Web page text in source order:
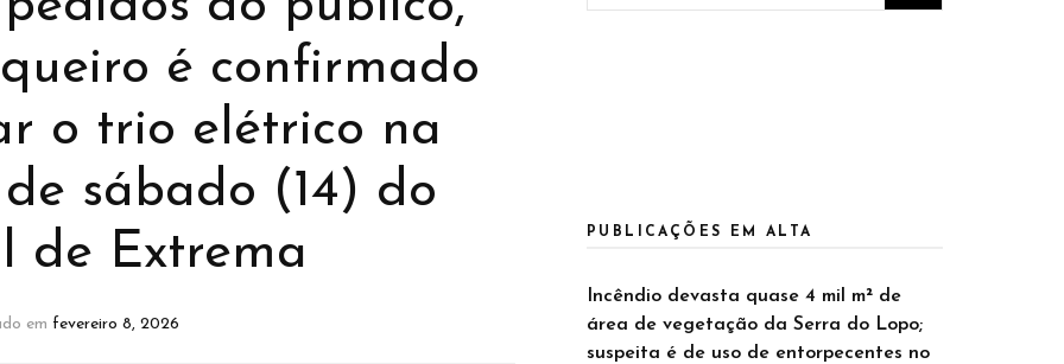
é confirmado
o trio elétrico na
sábado (14) do
de Extrema
em fevereiro 8, 2026
por:
PUBLICAÇÕES EM ALTA
Incêndio devasta quase 4 mil m² de
área de vegetação da Serra do Lopo;
suspeita é de uso de entorpecentes no